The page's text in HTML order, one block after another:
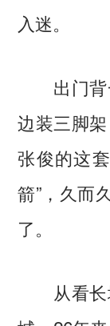
入迷。
出门背
边装三脚
张俊的这
箭”，久而
了。
从看长